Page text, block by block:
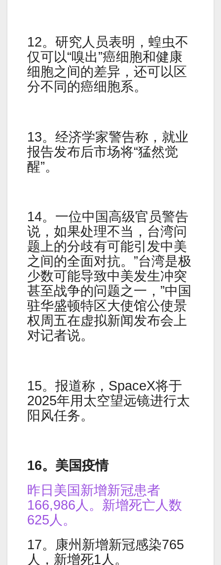
12。研究人员表明，蝗虫不
仅可以“嗅出”癌细胞和健康
细胞之间的差异，还可以区
分不同的癌细胞系。
13。经济学家警告称，就业
报告发布后市场将“猛然觉
醒”。
14。一位中国高级官员警告
说，如果处理不当，台湾问
题上的分歧有可能引发中美
之间的全面对抗。”台湾是极
少数可能导致中美发生冲突
甚至战争的问题之一，”中国
驻华盛顿特区大使馆公使景
权周五在虚拟新闻发布会上
对记者说。
15。报道称，SpaceX将于
2025年用太空望远镜进行太
阳风任务。
16。美国疫情
昨日美国新增新冠患者
166,986人。新增死亡人数
625人。
17。康州新增新冠感染765
人，新增死1人。